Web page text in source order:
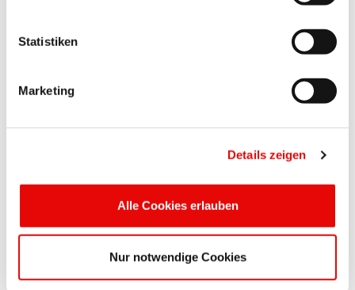
Statistiken
Marketing
Details zeigen
Alle Cookies erlauben
Nur notwendige Cookies
CAPTOP EP 385
pression à
languette
Avec 2 lamelles -
rapide par
simple pression
Les lamelles